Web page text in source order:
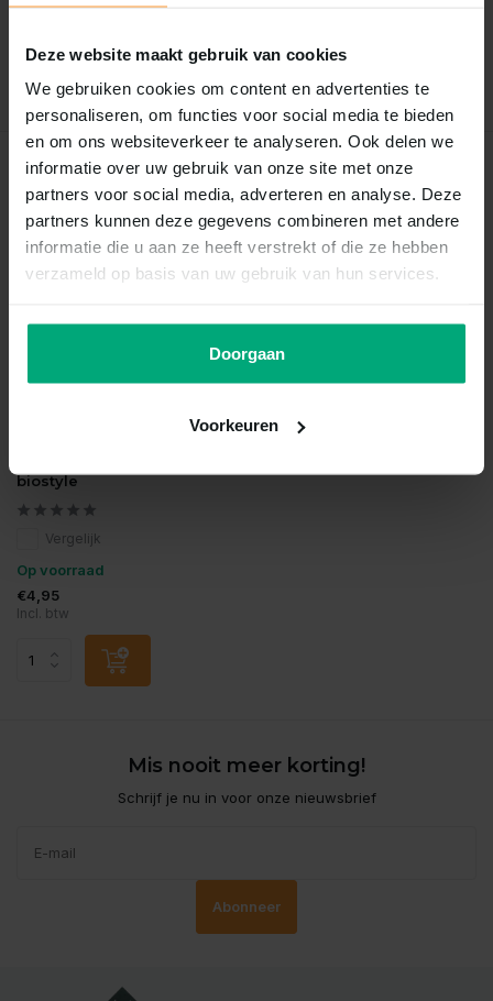
Deze website maakt gebruik van cookies
We gebruiken cookies om content en advertenties te
personaliseren, om functies voor social media te bieden
en om ons websiteverkeer te analyseren. Ook delen we
informatie over uw gebruik van onze site met onze
partners voor social media, adverteren en analyse. Deze
partners kunnen deze gegevens combineren met andere
informatie die u aan ze heeft verstrekt of die ze hebben
verzameld op basis van uw gebruik van hun services.
Doorgaan
Voorkeuren
Recent bekeken
biostyle
Vergelijk
Op voorraad
€4,95
Incl. btw
Mis nooit meer korting!
Schrijf je nu in voor onze nieuwsbrief
Abonneer